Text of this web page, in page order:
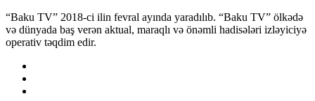
“Baku TV” 2018-ci ilin fevral ayında yaradılıb. “Baku TV” ölkədə
və dünyada baş verən aktual, maraqlı və önəmli hadisələri izləyiciyə
operativ təqdim edir.